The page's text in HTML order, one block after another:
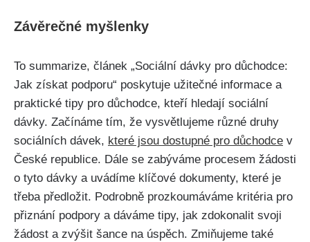
Závěrečné myšlenky
To summarize, článek „Sociální dávky pro důchodce:
Jak získat podporu“ poskytuje užitečné informace a
praktické tipy pro důchodce, kteří hledají sociální
dávky. Začínáme tím, že vysvětlujeme různé druhy
sociálních dávek, které jsou dostupné pro důchodce v
České republice. Dále se zabýváme procesem žádosti
o tyto dávky a uvádíme klíčové dokumenty, které je
třeba předložit. Podrobně prozkoumáváme kritéria pro
přiznání podpory a dáváme tipy, jak zdokonalit svoji
žádost a zvýšit šance na úspěch. Zmiňujeme také